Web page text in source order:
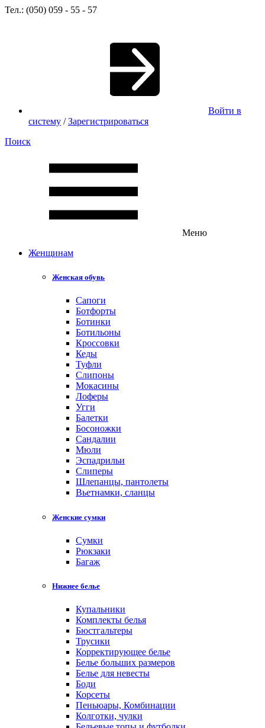
Тел.: (050) 059 - 55 - 57
Войти в
систему /Зарегистрироваться
Поиск
Меню
Женщинам
Женская обувь
Сапоги
Ботфорты
Ботинки
Ботильоны
Кроссовки
Кеды
Туфли
Слипоны
Мокасины
Лоферы
Угги
Балетки
Босоножки
Сандалии
Мюли
Эспадрильи
Слиперы
Шлепанцы, пантолеты
Вьетнамки, сланцы
Женские сумки
Cумки
Рюкзаки
Багаж
Нижнее белье
Купальники
Комплекты белья
Бюстгальтеры
Трусики
Корректирующее белье
Белье больших размеров
Белье для невесты
Боди
Корсеты
Пеньюары, Комбинации
Колготки, чулки